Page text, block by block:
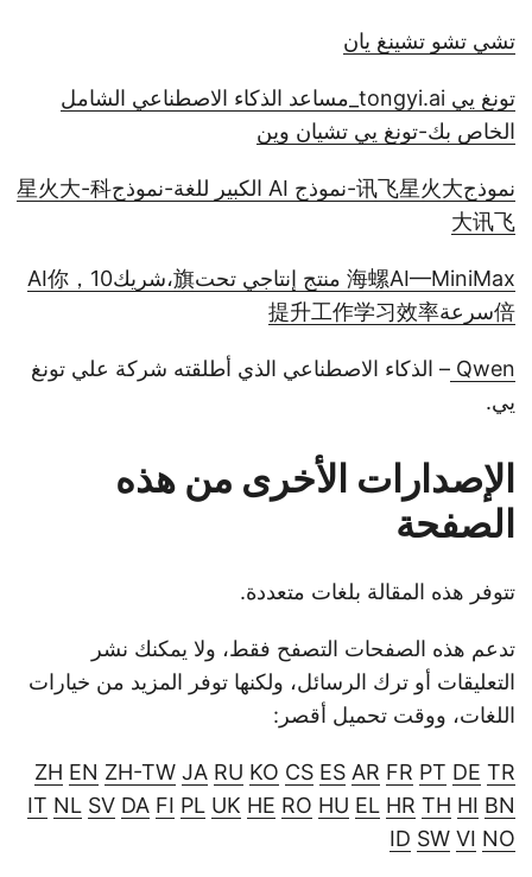
تشي تشو تشينغ يان
تونغ يي tongyi.ai_مساعد الذكاء الاصطناعي الشامل
الخاص بك-تونغ يي تشيان وين
نموذج讯飞星火大-نموذج AI الكبير للغة-نموذج星火大-科
大讯飞
海螺AI—MiniMax منتج إنتاجي تحت旗،شريكAI你，10
倍سرعة提升工作学习效率
Qwen – الذكاء الاصطناعي الذي أطلقته شركة علي تونغ
يي.
الإصدارات الأخرى من هذه
الصفحة
تتوفر هذه المقالة بلغات متعددة.
تدعم هذه الصفحات التصفح فقط، ولا يمكنك نشر
التعليقات أو ترك الرسائل، ولكنها توفر المزيد من خيارات
اللغات، ووقت تحميل أقصر:
ZH EN ZH-TW JA RU KO CS ES AR FR PT DE TR
IT NL SV DA FI PL UK HE RO HU EL HR TH HI BN
ID SW VI NO